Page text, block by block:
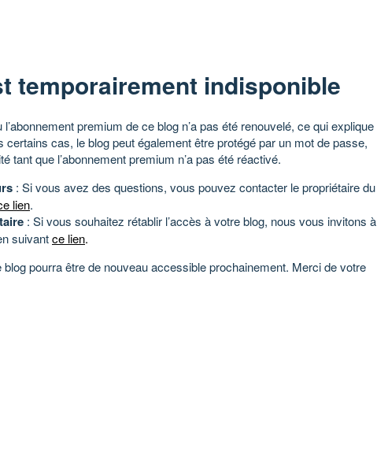
temporairement indisponible
premium de ce blog n’a pas été renouvelé, ce qui explique
certains cas, le blog peut également être protégé par un mot de passe,
tant que l’abonnement premium n’a pas été réactivé.
: Si vous avez des questions, vous pouvez contacter le propriétaire du
lien.
: Si vous souhaitez rétablir l’accès à votre blog, nous vous invitons à
suivantce lien.
pourra être de nouveau accessible prochainement. Merci de votre